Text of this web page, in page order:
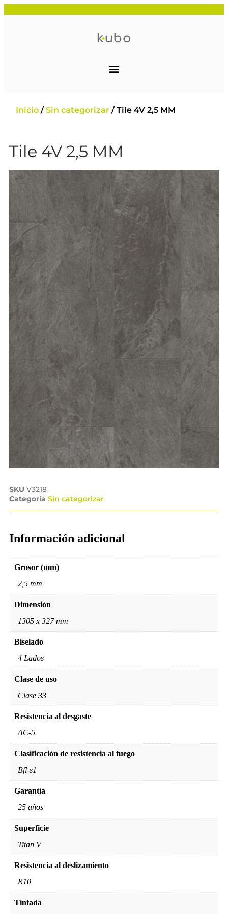
Inicio /Sin categorizar / Tile 4V 2,5 MM
Tile 4V 2,5 MM
SKU V3218
Categoría Sin categorizar
Información adicional
Grosor (mm)
2,5 mm
Dimensión
1305 x 327 mm
Biselado
4 Lados
Clase de uso
Clase 33
Resistencia al desgaste
AC-5
Clasificación de resistencia al fuego
Bfl-s1
Garantía
25 años
Superficie
Titan V
Resistencia al deslizamiento
R10
Tintada